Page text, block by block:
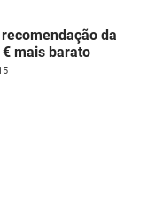
da
mais barato